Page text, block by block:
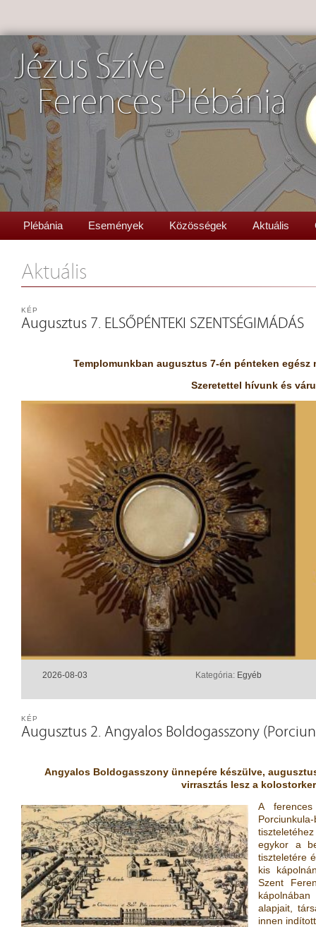
Jézus Szíve
Ferences Plébánia
Plébánia Események Közösségek Aktuális
Aktuális
Augusztus 7. ELSŐPÉNTEKI SZENTSÉGIMÁDÁS
KÉP
Templomunkban augusztus 7-én pénteken egész
Szeretettel hívunk és
2026-08-03 Kategória: Egyéb
Augusztus 2. Angyalos Boldogasszony
KÉP
Angyalos Boldogasszony ünnepére készülve,
virrasztás lesz a
A
egykor a
tiszteletére
kis
Szent
alapjait,
innen